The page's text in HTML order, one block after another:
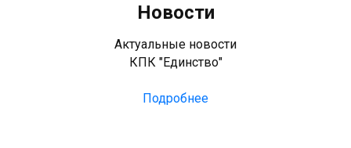
Новости
Актуальные новости
КПК "Единство"
Подробнее